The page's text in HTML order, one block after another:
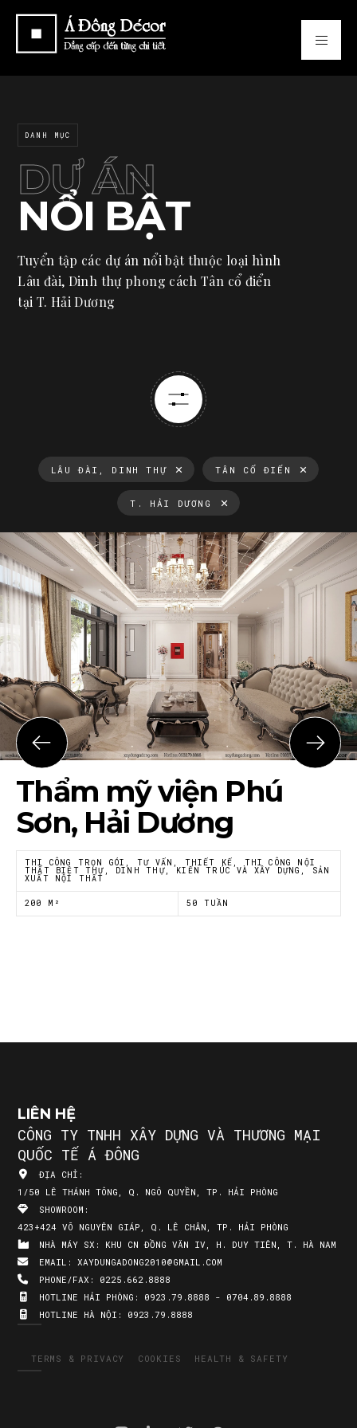
Thông tin luôn cập nhật
Xu hướng thiết kế nội thất mới nhất tại Việt Nam và trên thế
giới
Họ tên *
Tôi đồng ý với
Á Đông
DANH MỤC
DỰ ÁN
NỔI BẬT
Tuyển tập các dự án nổi bật thuộc loại hình
Lâu đài, Dinh thự phong cách Tân cổ điển
tại T. Hải Dương
LÂU ĐÀI, DINH THỰ TÂN CỔ ĐIỂN
T. HẢI DƯƠNG
Thẩm mỹ viện Phú
Sơn, Hải Dương
THI CÔNG TRỌN GÓI, TƯ VẤN, THIẾT KẾ, THI CÔNG NỘI
THẤT BIỆT THỰ, DINH THỰ, KIẾN TRÚC VÀ XÂY DỰNG, SẢN
XUẤT NỘI THẤT
200 M² 50 TUẦN
LIÊN HỆ
CÔNG TY TNHH XÂY DỰNG VÀ THƯƠNG MẠI
QUỐC TẾ Á ĐÔNG
ĐỊA CHỈ:
1/50 LÊ THÁNH TÔNG, Q. NGÔ QUYỀN, TP. HẢI PHÒNG
SHOWROOM:
423+424 VÕ NGUYÊN GIÁP, Q. LÊ CHÂN, TP. HẢI PHÒNG
NHÀ MÁY SX: KHU CN ĐỒNG VĂN IV, H. DUY TIÊN, T. HÀ NAM
EMAIL: XAYDUNGADONG2010@GMAIL.COM
PHONE/FAX: 0225.662.8888
HOTLINE HẢI PHÒNG: 0923.79.8888 - 0704.89.8888
HOTLINE HÀ NỘI: 0923.79.8888
TERMS & PRIVACY COOKIES HEALTH & SAFETY